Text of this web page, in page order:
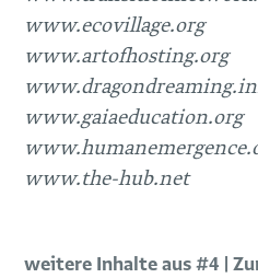
www.ecovillage.org
www.artofhosting.org
www.gaiaeducation.org
www.the-hub.net
weitere Inhalte aus #4 |